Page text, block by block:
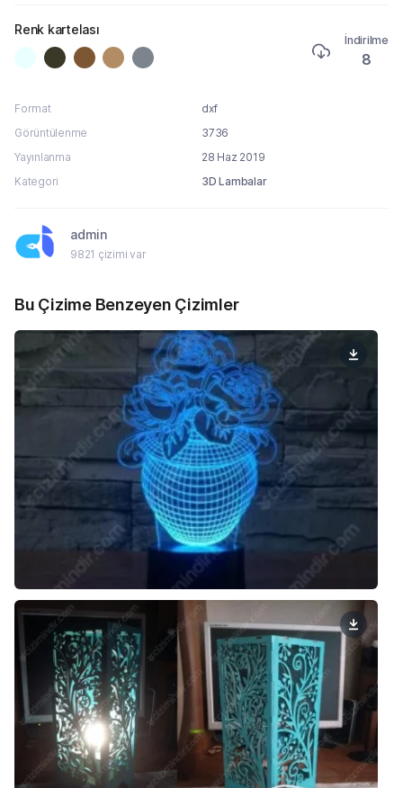
Renk kartelası
İndirilme
8
Format
dxf
Görüntülenme
3736
Yayınlanma
28 Haz 2019
Kategori
3D Lambalar
admin
9821 çizimi var
Bu Çizime Benzeyen Çizimler